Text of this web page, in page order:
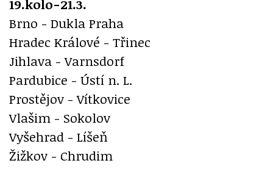
19.kolo-21.3.
Brno - Dukla Praha
Hradec Králové - Třinec
Jihlava - Varnsdorf
Pardubice - Ústí n. L.
Prostějov - Vítkovice
Vlašim - Sokolov
Vyšehrad - Líšeň
Žižkov - Chrudim